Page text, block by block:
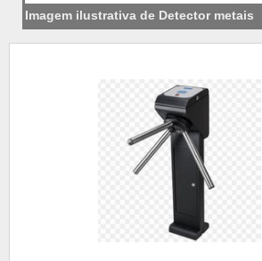
Imagem ilustrativa de Detector metais